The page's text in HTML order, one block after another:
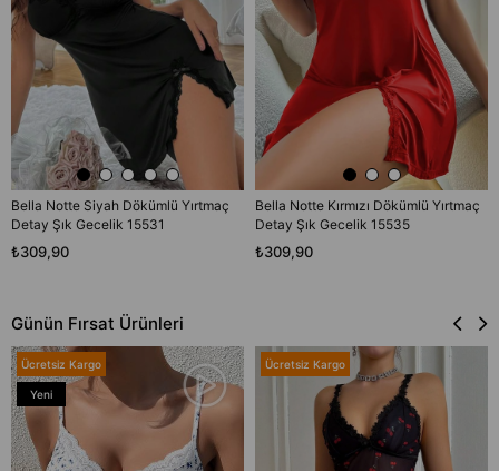
Bella Notte Siyah Dökümlü Yırtmaç
Detay Şık Gecelik 15531
₺309,90
Bella Notte Kırmızı Dökümlü Yırtmaç
Detay Şık Gecelik 15535
₺309,90
Günün Fırsat Ürünleri
Ücretsiz Kargo
Yeni
Ücretsiz Kargo